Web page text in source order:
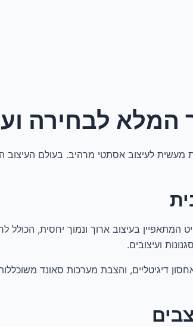
המלא לבחירה
מעשית לעיצוב אסתטי מרהיב. בעולם
בעיצוב ארוך ונמוך יחסית, הכולל
ועיצובים.
דיגיטליים, והצבת מערכות סאונד